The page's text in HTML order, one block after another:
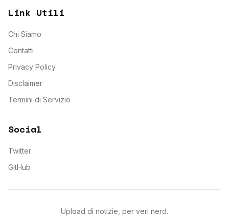
Link Utili
Chi Siamo
Contatti
Privacy Policy
Disclaimer
Termini di Servizio
Social
Twitter
GitHub
Upload di notizie, per veri nerd.